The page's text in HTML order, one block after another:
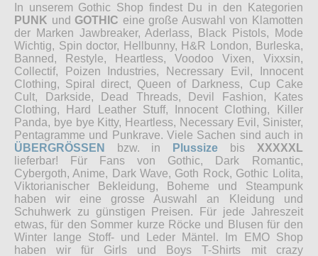
In unserem Gothic Shop findest Du in den Kategorien
PUNK und GOTHIC eine große Auswahl von Klamotten
der Marken Jawbreaker, Aderlass, Black Pistols, Mode
Wichtig, Spin doctor, Hellbunny, H&R London, Burleska,
Banned, Restyle, Heartless, Voodoo Vixen, Vixxsin,
Collectif, Poizen Industries, Necressary Evil, Innocent
Clothing, Spiral direct, Queen of Darkness, Cup Cake
Cult, Darkside, Dead Threads, Devil Fashion, Kates
Clothing, Hard Leather Stuff, Innocent Clothing, Killer
Panda, bye bye Kitty, Heartless, Necessary Evil, Sinister,
Pentagramme und Punkrave. Viele Sachen sind auch in
ÜBERGRÖSSEN
bzw. in Plussize bis XXXXXL
lieferbar! Für Fans von Gothic, Dark Romantic,
Cybergoth, Anime, Dark Wave, Goth Rock, Gothic Lolita,
Viktorianischer Bekleidung, Boheme und Steampunk
haben wir eine grosse Auswahl an Kleidung und
Schuhwerk zu günstigen Preisen. Für jede Jahreszeit
etwas, für den Sommer kurze Röcke und Blusen für den
Winter lange Stoff- und Leder Mäntel. Im EMO Shop
haben wir für Girls und Boys T-Shirts mit crazy